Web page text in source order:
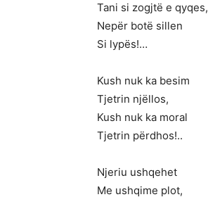
Tani si zogjtë e qyqes,
Nepër botë sillen
Si lypës!…
Kush nuk ka besim
Tjetrin njëllos,
Kush nuk ka moral
Tjetrin përdhos!..
Njeriu ushqehet
Me ushqime plot,